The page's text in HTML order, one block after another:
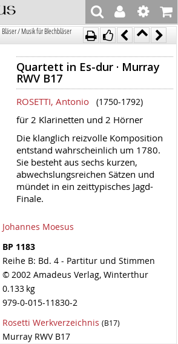
Bläser / Musik für Blechbläser
Quartett in Es-dur · Murray
RWV B17
ROSETTI, Antonio (1750-1792)
für 2 Klarinetten und 2 Hörner
Die klanglich reizvolle Komposition
entstand wahrscheinlich um 1780.
Sie besteht aus sechs kurzen,
abwechslungsreichen Sätzen und
mündet in ein zeittypisches Jagd-
Finale.
Johannes Moesus
BP 1183
Reihe B: Bd. 4 - Partitur und Stimmen
© 2002 Amadeus Verlag, Winterthur
0.133 kg
979-0-015-11830-2
Rosetti Werkverzeichnis (B17)
Murray RWV B17